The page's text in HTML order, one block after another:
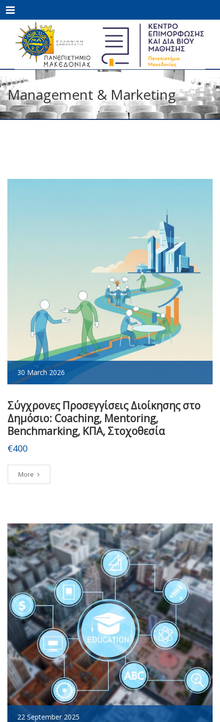
Menu
Management & Marketing
30 March 2026
Σύγχρονες Προσεγγίσεις Διοίκησης στο
Δημόσιο: Coaching, Mentoring,
Benchmarking, ΚΠΑ, Στοχοθεσία
€400
More
22 September 2025